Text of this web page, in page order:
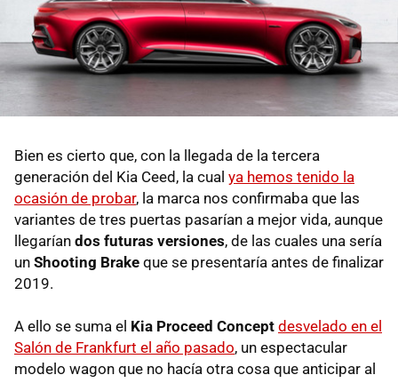
Bien es cierto que, con la llegada de la tercera
generación del Kia Ceed, la cual ya hemos tenido la
ocasión de probar, la marca nos confirmaba que las
variantes de tres puertas pasarían a mejor vida, aunque
llegarían dos futuras versiones, de las cuales una sería
un Shooting Brake que se presentaría antes de finalizar
2019.
A ello se suma el Kia Proceed Concept desvelado en el
Salón de Frankfurt el año pasado, un espectacular
modelo wagon que no hacía otra cosa que anticipar al